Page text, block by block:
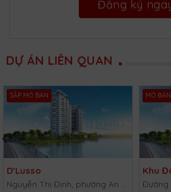
DỰ ÁN LIÊN QUAN
SẮP MỞ BÁN
D’Lusso
MỞ BÁN